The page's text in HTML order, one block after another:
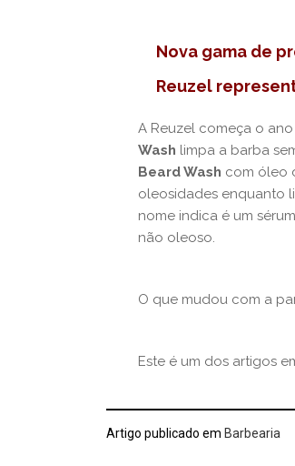
Nova gama de
Reuzel
A Reuzel começa o
Wash limpa a barba
Beard Wash com óleo
oleosidades enquanto
nome indica é um
não oleoso.
O que mudou com a
Este é um dos artigos
Artigo publicado em Barbearia